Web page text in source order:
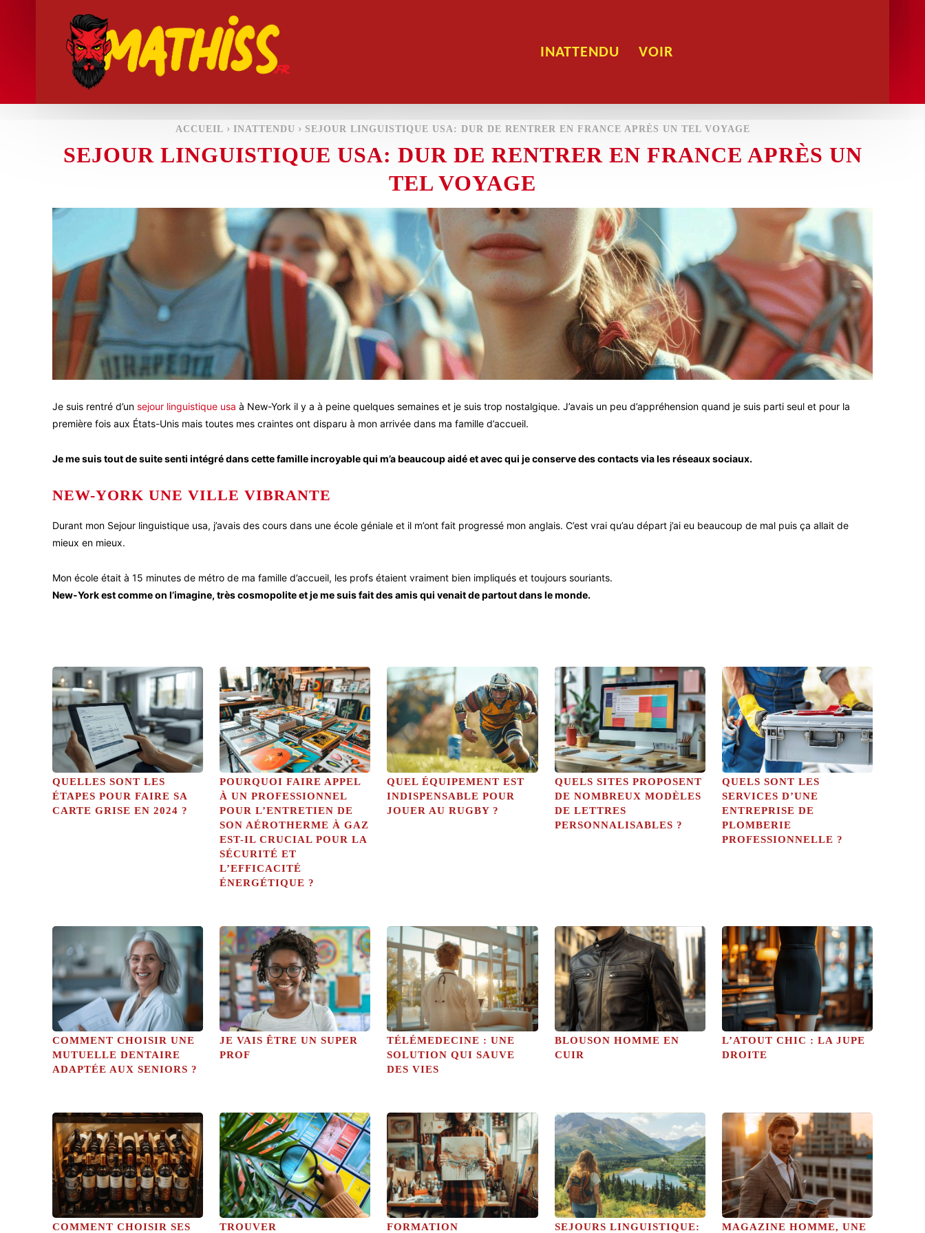
INATTENDU VOIR
ACCUEIL INATTENDU SEJOUR LINGUISTIQUE USA: DUR DE RENTRER EN FRANCE APRÈS UN TEL VOYAGE
SEJOUR LINGUISTIQUE USA: DUR DE RENTRER EN FRANCE APRÈS UN
TEL VOYAGE
Je suis rentré d’un sejour linguistique usa à New-York il y a à peine quelques semaines et je suis trop nostalgique. J’avais un peu d’appréhension quand je suis parti seul et pour la
première fois aux États-Unis mais toutes mes craintes ont disparu à mon arrivée dans ma famille d’accueil.
Je me suis tout de suite senti intégré dans cette famille incroyable qui m’a beaucoup aidé et avec qui je conserve des contacts via les réseaux sociaux.
NEW-YORK UNE VILLE VIBRANTE
Durant mon Sejour linguistique usa, j’avais des cours dans une école géniale et il m’ont fait progressé mon anglais. C’est vrai qu’au départ j’ai eu beaucoup de mal puis ça allait de
mieux en mieux.
Mon école était à 15 minutes de métro de ma famille d’accueil, les profs étaient vraiment bien impliqués et toujours souriants.
New-York est comme on l’imagine, très cosmopolite et je me suis fait des amis qui venait de partout dans le monde.
QUELLES SONT LES
ÉTAPES POUR FAIRE SA
CARTE GRISE EN 2024 ?
POURQUOI FAIRE APPEL
À UN PROFESSIONNEL
POUR L’ENTRETIEN DE
SON AÉROTHERME À GAZ
EST-IL CRUCIAL POUR LA
SÉCURITÉ ET
L’EFFICACITÉ
ÉNERGÉTIQUE ?
QUEL ÉQUIPEMENT EST
INDISPENSABLE POUR
JOUER AU RUGBY ?
QUELS SITES PROPOSENT
DE NOMBREUX MODÈLES
DE LETTRES
PERSONNALISABLES ?
QUELS SONT LES
SERVICES D’UNE
ENTREPRISE DE
PLOMBERIE
PROFESSIONNELLE ?
COMMENT CHOISIR UNE
MUTUELLE DENTAIRE
ADAPTÉE AUX SENIORS ?
JE VAIS ÊTRE UN SUPER
PROF
TÉLÉMEDECINE : UNE
SOLUTION QUI SAUVE
DES VIES
BLOUSON HOMME EN
CUIR
L’ATOUT CHIC : LA JUPE
DROITE
COMMENT CHOISIR SES TROUVER FORMATION SEJOURS LINGUISTIQUE: MAGAZINE HOMME, UNE